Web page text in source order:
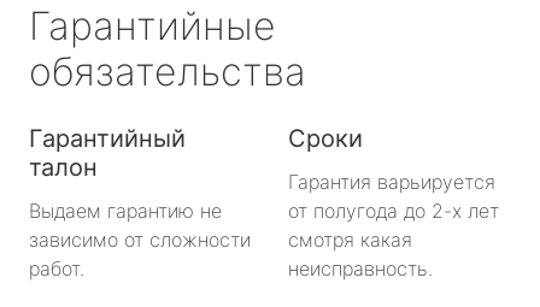
Гарантийные
обязательства
Гарантийный
талон
Выдаем гарантию не
зависимо от сложности
работ.
Сроки
Гарантия варьируется
от полугода до 2-х лет
смотря какая
неисправность.